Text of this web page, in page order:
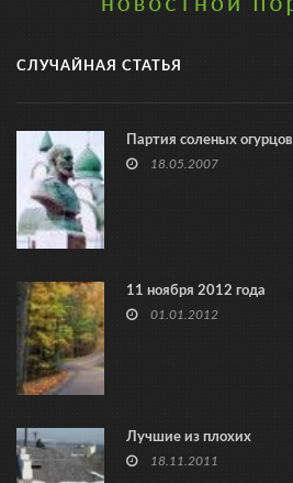
СЛУЧАЙНАЯ СТАТЬЯ
Партия соленых огурцов
18.05.2007
11 ноября 2012 года
01.01.2012
Лучшие из плохих
18.11.2011